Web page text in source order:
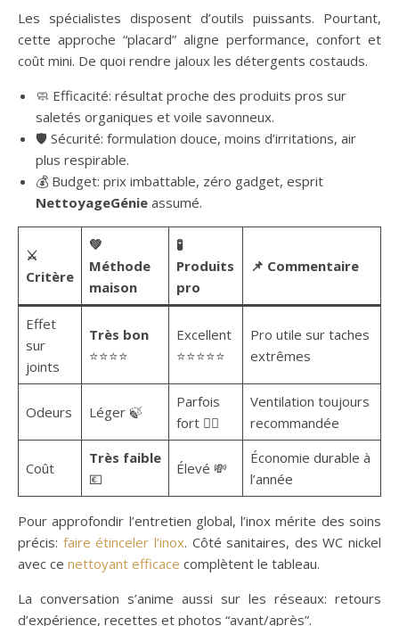
Les spécialistes disposent d’outils puissants. Pourtant,
cette approche “placard” aligne performance, confort et
coût mini. De quoi rendre jaloux les détergents costauds.
🧼 Efficacité: résultat proche des produits pros sur
saletés organiques et voile savonneux.
🛡️ Sécurité: formulation douce, moins d’irritations, air
plus respirable.
💰 Budget: prix imbattable, zéro gadget, esprit
NettoyageGénie assumé.
⚔️
Critère
💚
Méthode
maison
🧪
Produits
pro
📌 Commentaire
Effet
sur
joints
Très bon
⭐⭐⭐⭐
Excellent
⭐⭐⭐⭐⭐
Pro utile sur taches
extrêmes
Odeurs Léger 🍃
Parfois
fort 😮‍💨
Ventilation toujours
recommandée
Coût
Très faible
💶
Élevé 💸
Économie durable à
l’année
Pour approfondir l’entretien global, l’inox mérite des soins
précis: faire étinceler l’inox. Côté sanitaires, des WC nickel
avec ce nettoyant efficace complètent le tableau.
La conversation s’anime aussi sur les réseaux: retours
d’expérience, recettes et photos “avant/après”.